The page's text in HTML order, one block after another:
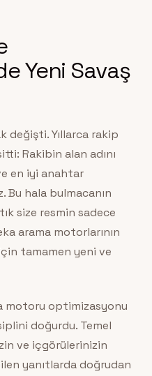
Yeni Savaş
değişti. Yıllarca rakip
Rakibin alan adını
en iyi anahtar
Bu hala bulmacanın
size resmin sadece
arama motorlarının
tamamen yeni ve
motoru optimizasyonu
doğurdu. Temel
ve içgörülerinizin
yanıtlarda doğrudan